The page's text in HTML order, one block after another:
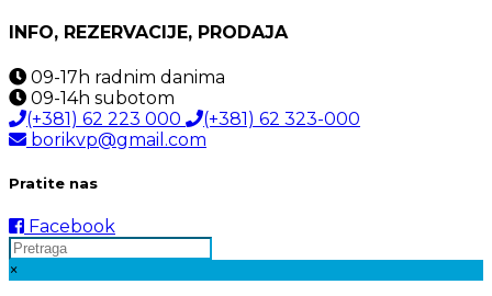
INFO, REZERVACIJE, PRODAJA
09-17h radnim danima
09-14h subotom
(+381) 62 223 000
(+381) 62 323-000
borikvp@gmail.com
Pratite nas
Facebook
×